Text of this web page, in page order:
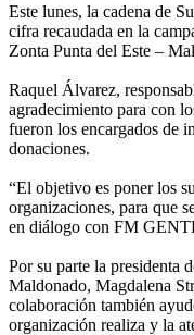
Este lunes, la cadena de
cifra recaudada en la
Zonta Punta del Este –
Raquel Álvarez,
agradecimiento para con
fueron los encargados de
donaciones.
“El objetivo es poner los
organizaciones, para que
en diálogo con FM
Por su parte la presidenta
Maldonado, Magdalena
colaboración también
organización realiza y la